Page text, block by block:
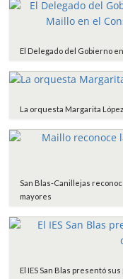
El Delegado del Gobierno
La orquesta Margarita
San Blas-Canillejas
mayores
El IES San Blas presentó